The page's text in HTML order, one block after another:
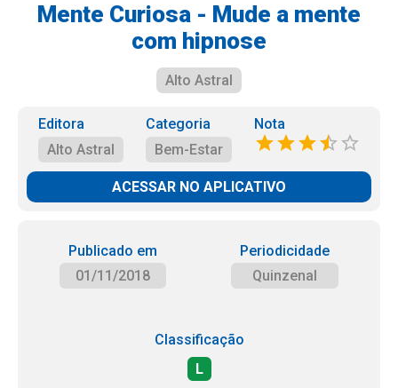
Mente Curiosa - Mude a mente
com hipnose
Alto Astral
Editora
Alto Astral
Categoria
Bem-Estar
Nota
ACESSAR NO APLICATIVO
Publicado em
01/11/2018
Periodicidade
Quinzenal
Classificação
L